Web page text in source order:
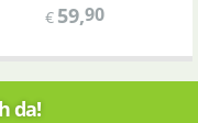
€ 59,90
da!